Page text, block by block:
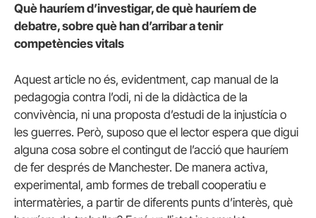
Què hauríem d’investigar, de què hauríem de
debatre, sobre què han d’arribar a tenir
competències vitals
Aquest article no és, evidentment, cap manual de la
pedagogia contra l’odi, ni de la didàctica de la
convivència, ni una proposta d’estudi de la injustícia o
les guerres. Però, suposo que el lector espera que digui
alguna cosa sobre el contingut de l’acció que hauríem
de fer després de Manchester. De manera activa,
experimental, amb formes de treball cooperatiu e
intermatèries, a partir de diferents punts d’interès, què